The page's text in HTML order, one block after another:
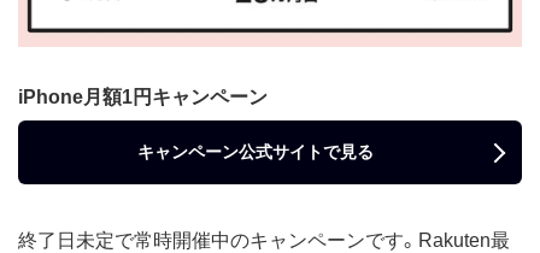
iPhone月額1円キャンペーン
キャンペーン公式サイトで見る
終了日未定で常時開催中のキャンペーンです。Rakuten最